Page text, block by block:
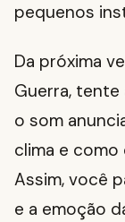
pequenos
Da próxima
Guerra,
o som
clima e como
Assim, você
e a emoção